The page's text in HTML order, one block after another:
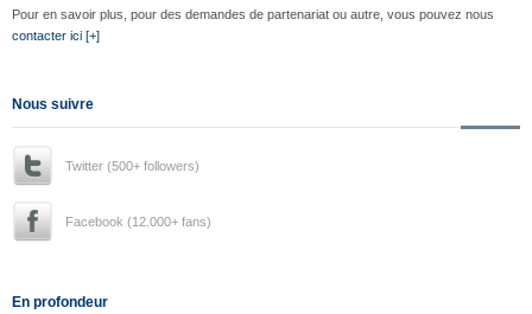
Pour en savoir plus, pour des demandes de partenariat ou autre, vous pouvez nous
contacter ici [+]
Nous suivre
Twitter (500+ followers)
Facebook (12.000+ fans)
En profondeur